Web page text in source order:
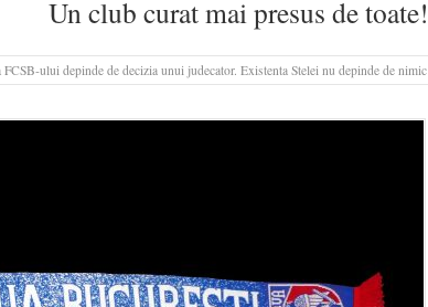
Un club curat mai presus de toate!
FCSB-ului depinde de decizia unui judecator. Existenta Stelei nu depinde de nimic